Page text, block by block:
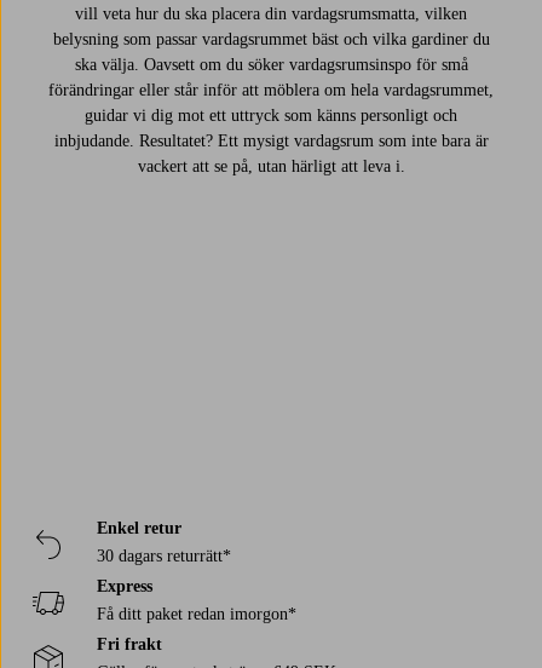
vill veta hur du ska placera din vardagsrumsmatta, vilken
belysning som passar vardagsrummet bäst och vilka gardiner du
ska välja. Oavsett om du söker vardagsrumsinspo för små
förändringar eller står inför att möblera om hela vardagsrummet,
guidar vi dig mot ett uttryck som känns personligt och
inbjudande. Resultatet? Ett mysigt vardagsrum som inte bara är
vackert att se på, utan härligt att leva i.
Enkel retur
30 dagars returrätt*
Express
Få ditt paket redan imorgon*
Fri frakt